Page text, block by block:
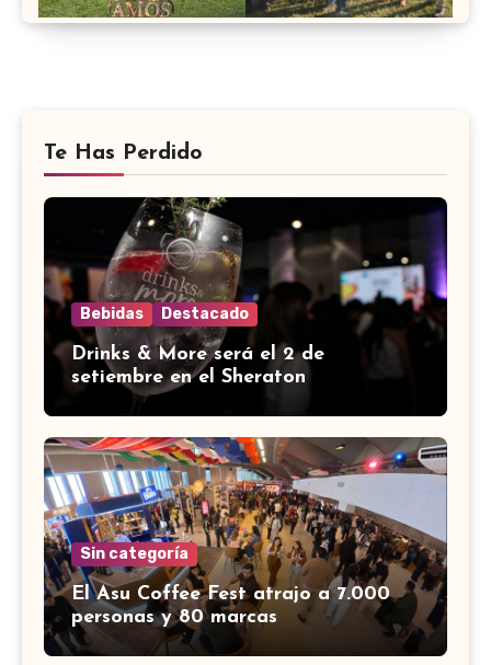
Te Has Perdido
Bebidas Destacado
Drinks & More será el 2 de
setiembre en el Sheraton
Sin categoría
El Asu Coffee Fest atrajo a 7.000
personas y 80 marcas